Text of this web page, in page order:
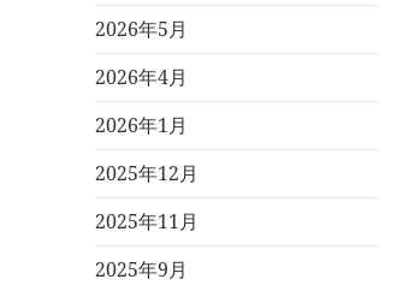
2026年5月
2026年4月
2026年1月
2025年12月
2025年11月
2025年9月